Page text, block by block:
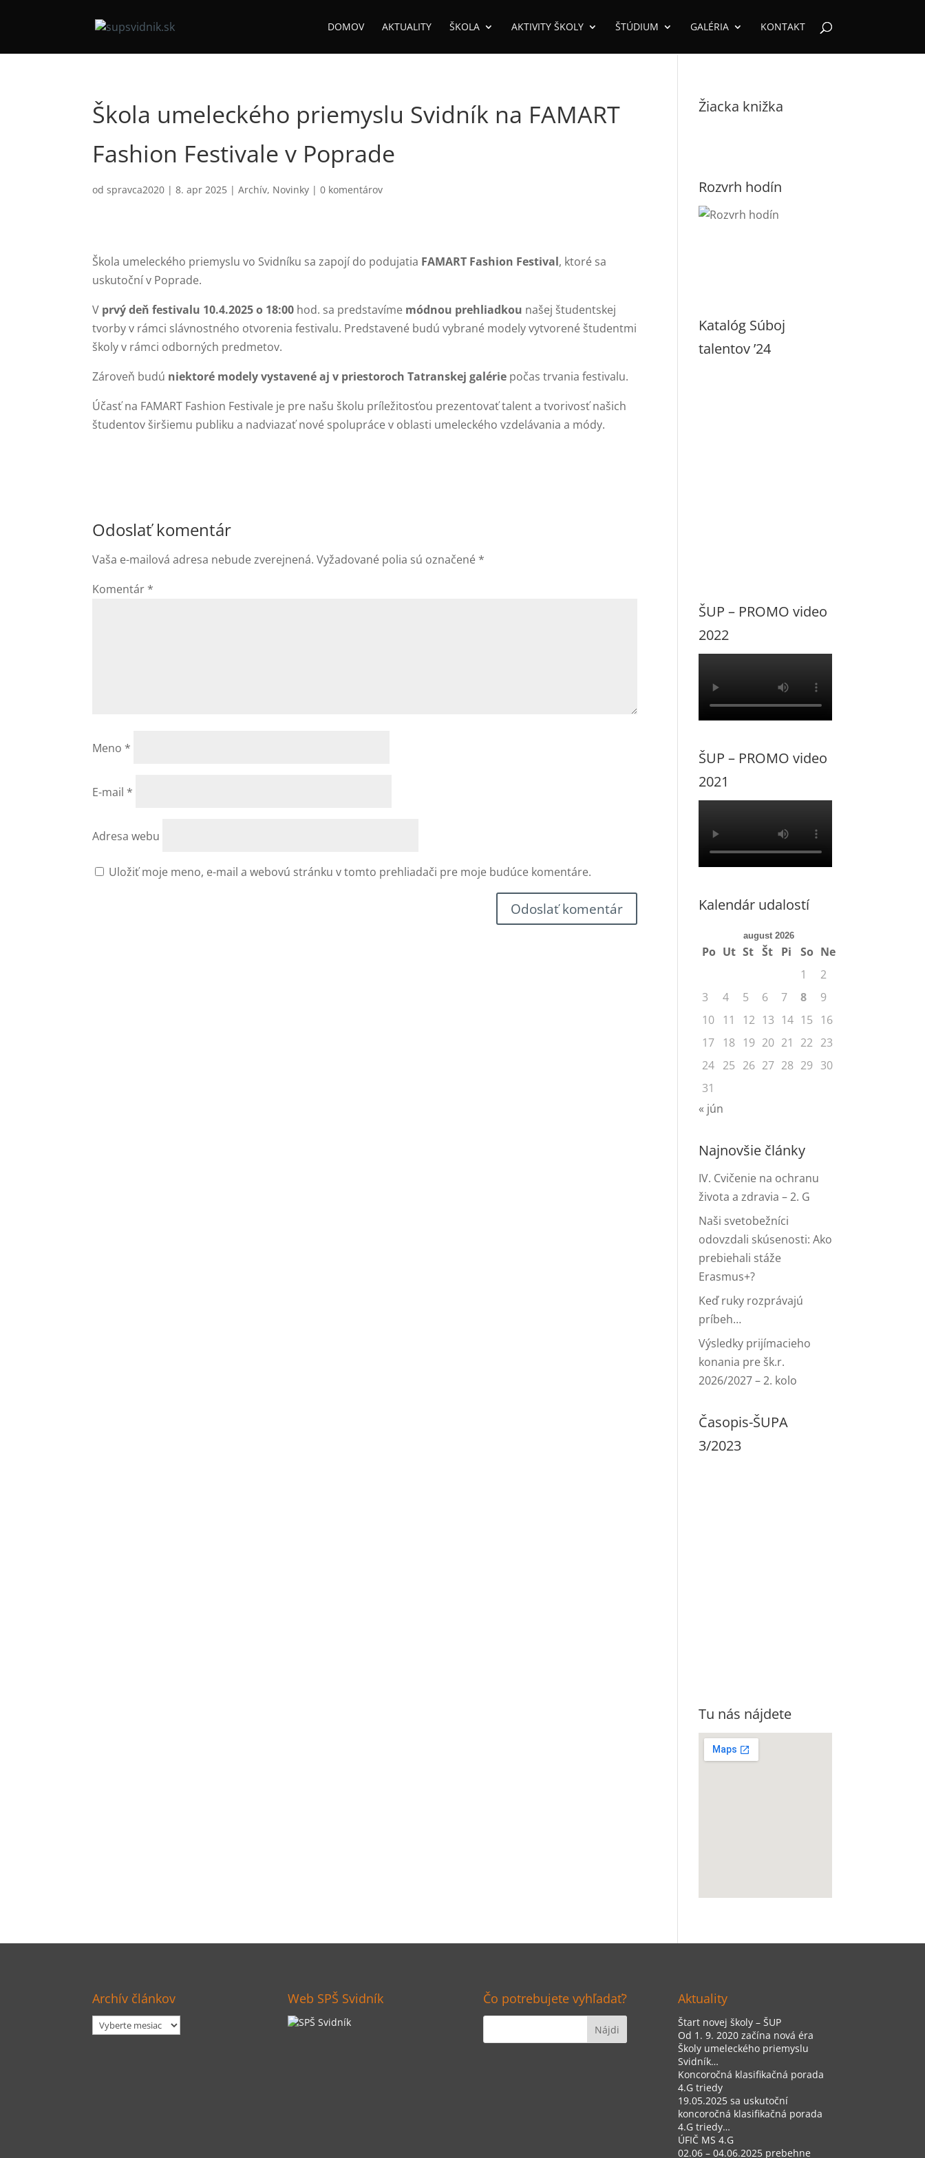
DOMOV AKTUALITY ŠKOLA AKTIVITY ŠKOLY ŠTÚDIUM GALÉRIA KONTAKT
Škola umeleckého priemyslu Svidník na FAMART
Fashion Festivale v Poprade
odspravca2020 |8. apr 2025 |Archív, Novinky |0 komentárov
Škola umeleckého priemyslu vo Svidníku sa zapojí do podujatia FAMART Fashion Festival, ktoré sa
uskutoční v Poprade.
V prvý deň festivalu 10.4.2025 o 18:00 hod. sa predstavíme módnou prehliadkou našej študentskej
tvorby v rámci slávnostného otvorenia festivalu. Predstavené budú vybrané modely vytvorené študentmi
školy v rámci odborných predmetov.
Zároveň budú niektoré modely vystavené aj v priestoroch Tatranskej galérie počas trvania festivalu.
Účasť na FAMART Fashion Festivale je pre našu školu príležitosťou prezentovať talent a tvorivosť našich
študentov širšiemu publiku a nadviazať nové spolupráce v oblasti umeleckého vzdelávania a módy.
Odoslať komentár
Vaša e-mailová adresa nebude zverejnená. Vyžadované polia sú označené *
Komentár *
Meno *
E-mail *
Adresa webu
Uložiť moje meno, e-mail a webovú stránku v tomto prehliadači pre moje budúce komentáre.
Žiacka knižka
Rozvrh hodín
Katalóg Súboj
talentov ’24
ŠUP – PROMO video
2022
ŠUP – PROMO video
2021
Kalendár udalostí
august 2026
Po Ut St Št Pi So Ne
1
2
3
4 5 6 7 8
9
10 11 12 13 14 15 16
17 18 19 20 21 22 23
24 25 26 27 28 29 30
31
« jún
Najnovšie články
IV. Cvičenie na ochranu
života a zdravia – 2. G
Naši svetobežníci
odovzdali skúsenosti: Ako
prebiehali stáže
Erasmus+?
Keď ruky rozprávajú
príbeh…
Výsledky prijímacieho
konania pre šk.r.
2026/2027 – 2. kolo
Časopis-ŠUPA
3/2023
Tu nás nájdete
Archív článkov
Archív
článkov
Web SPŠ Svidník Čo potrebujete vyhľadať? Aktuality
Štart novej školy – ŠUP
Od 1. 9. 2020 začína nová éra
Školy umeleckého priemyslu
Svidník…
Koncoročná klasifikačná porada
4.G triedy
19.05.2025 sa uskutoční
koncoročná klasifikačná porada
4.G triedy…
ÚFIČ MS 4.G
02.06 – 04.06.2025 prebehne